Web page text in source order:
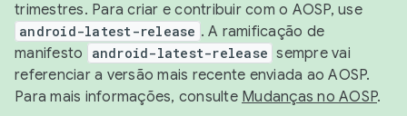
trimestres. Para criar e contribuir com o AOSP, use
android-latest-release . A ramificação de
manifesto
android-latest-release sempre vai
referenciar a versão mais recente enviada ao AOSP.
Para mais informações, consulte Mudanças no AOSP.